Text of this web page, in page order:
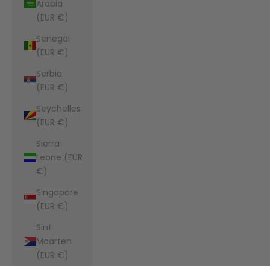
Arabia
(EUR €)
Senegal
(EUR €)
Serbia
(EUR €)
Seychelles
(EUR €)
Sierra
Leone (EUR
€)
Singapore
(EUR €)
Sint
Maarten
(EUR €)